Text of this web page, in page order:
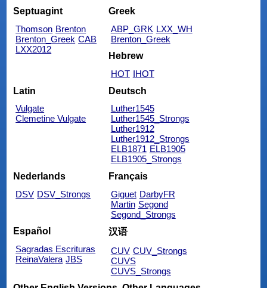
Septuagint
Thomson Brenton
Brenton_Greek CAB
LXX2012
Greek
ABP_GRK LXX_WH
Brenton_Greek
Hebrew
HOT IHOT
Latin
Vulgate
Clemetine Vulgate
Deutsch
Luther1545
Luther1545_Strongs
Luther1912
Luther1912_Strongs
ELB1871 ELB1905
ELB1905_Strongs
Nederlands
DSV DSV_Strongs
Français
Giguet DarbyFR
Martin Segond
Segond_Strongs
Español
Sagradas Escrituras
ReinaValera JBS
汉语
CUV CUV_Strongs
CUVS
CUVS_Strongs